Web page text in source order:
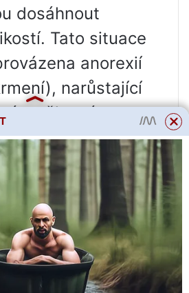
dosáhnout
Tato situace
anorexií
narůstající
tělesné
atonie a příznaky
A pouze
(proříznutí
snížit vysoké
této
(hygiena)